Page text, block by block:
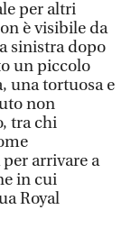
per altri
è visibile da
sinistra dopo
un piccolo
una tortuosa e
non
tra chi
arrivare a
in cui
Royal